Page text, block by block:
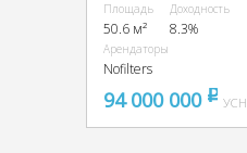
Площадь
50.6 м²
Доходность
8.3%
Арендаторы
Nofilters
94 000 000 pуб
УСН